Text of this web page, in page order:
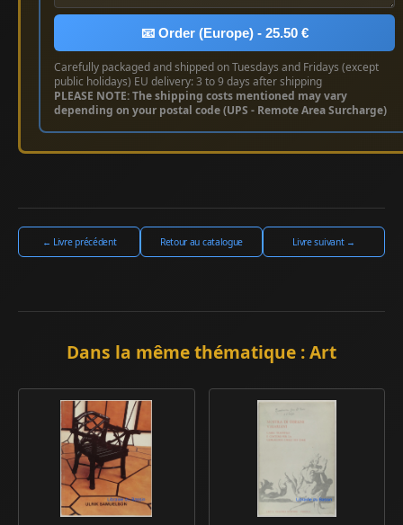
📧 Order (Europe) - 25.50 €
Carefully packaged and shipped on Tuesdays and Fridays (except
public holidays) EU delivery: 3 to 9 days after shipping
PLEASE NOTE: The shipping costs mentioned may vary
depending on your postal code (UPS - Remote Area Surcharge)
← Livre précédent Retour au catalogue Livre suivant →
Dans la même thématique : Art